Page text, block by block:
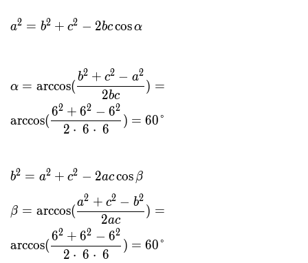
2 \cdot
5{,}196
a2 = b2 + c2 − 2bccosα
α = arccos(
2bc
b2 + c2 − a2
) =
arccos(
2 ⋅ 6 ⋅ 6
62 + 62 − 62
) = 60°
b2 = a2 + c2 − 2accos β
β = arccos(
2ac
a2 + c2 − b2
) =
arccos(
2 ⋅ 6 ⋅ 6
62 + 62 − 62
) = 60°